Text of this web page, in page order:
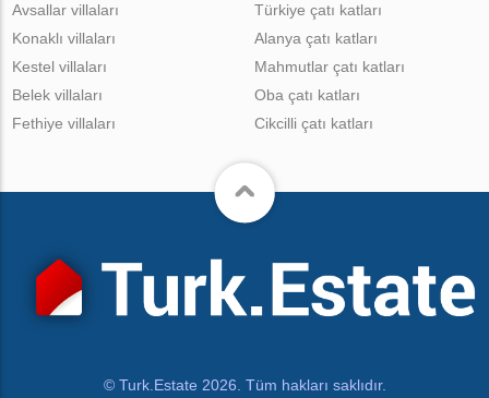
Avsallar villaları
Konaklı villaları
Kestel villaları
Belek villaları
Fethiye villaları
Türkiye çatı katları
Alanya çatı katları
Mahmutlar çatı katları
Oba çatı katları
Cikcilli çatı katları
© Turk.Estate 2026. Tüm hakları saklıdır.